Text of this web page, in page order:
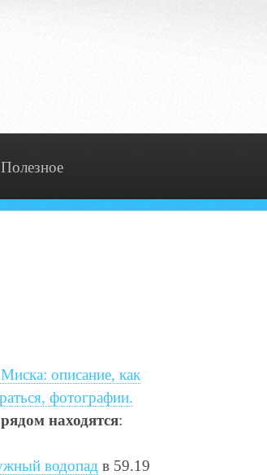
Полезное
описание, как
фотографии.
находятся:
водопад в 59.19